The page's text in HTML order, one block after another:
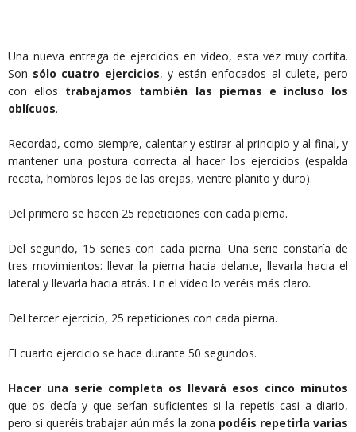
Una nueva entrega de ejercicios en vídeo, esta vez muy cortita.
Son sólo cuatro ejercicios, y están enfocados al culete, pero
con ellos trabajamos también las piernas e incluso los
oblícuos.
Recordad, como siempre, calentar y estirar al principio y al final, y
mantener una postura correcta al hacer los ejercicios (espalda
recata, hombros lejos de las orejas, vientre planito y duro).
Del primero se hacen 25 repeticiones con cada pierna.
Del segundo, 15 series con cada pierna. Una serie constaría de
tres movimientos: llevar la pierna hacia delante, llevarla hacia el
lateral y llevarla hacia atrás. En el vídeo lo veréis más claro.
Del tercer ejercicio, 25 repeticiones con cada pierna.
El cuarto ejercicio se hace durante 50 segundos.
Hacer una serie completa os llevará esos cinco minutos
que os decía y que serían suficientes si la repetís casi a diario,
pero si queréis trabajar aún más la zona podéis repetirla varias